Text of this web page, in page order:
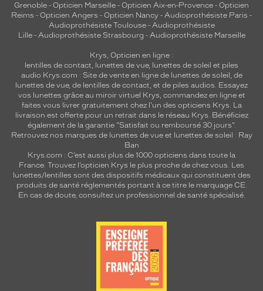
Grenoble - Opticien Marseille - Opticien Aix-en-Provence - Opticien
Reims - Opticien Angers - Opticien Nancy - Audioprothésiste Paris -
Audioprothésiste Toulouse- Audioprothésiste
Lille- Audioprothésiste Strasbourg - Audioprothésiste Marseille
Krys, Opticien en ligne :
lentilles de contact, lunettes de vue, lunettes de soleil et piles
audio Krys.com : Site de vente en ligne de lunettes de soleil, de
lunettes de vue, de lentilles de contact, et de piles audios. Essayez
vos lunettes grâce au miroir virtuel Krys, commandez en ligne et
faites vous livrer gratuitement chez l'un des opticiens Krys. La
livraison est offerte pour un retrait dans le réseau Krys. Bénéficiez
également de la garantie "Satisfait ou remboursé 30 jours".
Retrouvez nos marques de lunettes de vue et lunettes de soleil : Ray
Ban
Krys.com : C’est aussi plus de 1000 opticiens dans toute la
France. Trouvez l’opticien Krys le plus proche de chez vous. Les
lunettes/lentilles sont des dispositifs médicaux qui constituent des
produits de santé réglementés portant à ce titre le marquage CE.
En cas de doute, consultez un professionnel de santé spécialisé.